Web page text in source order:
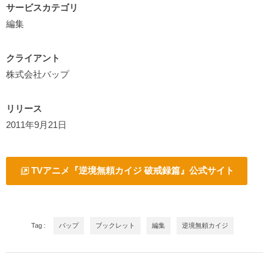
サービスカテゴリ
編集
クライアント
株式会社バップ
リリース
2011年9月21日
TVアニメ『逆境無頼カイジ 破戒録篇』公式サイト
Tag : バップ ブックレット 編集 逆境無頼カイジ